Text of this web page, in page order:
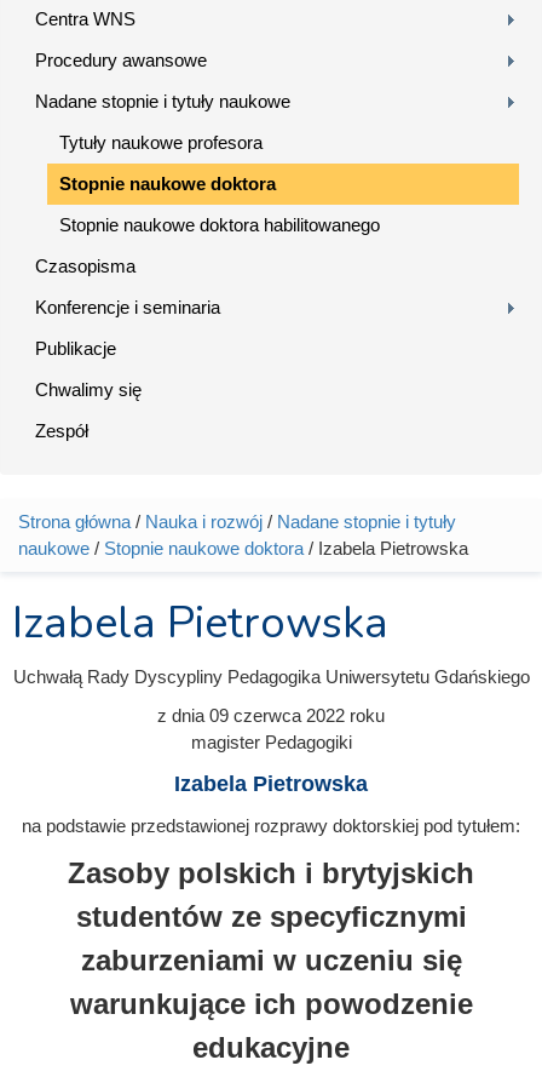
Centra WNS
Procedury awansowe
Nadane stopnie i tytuły naukowe
Tytuły naukowe profesora
Stopnie naukowe doktora
Stopnie naukowe doktora habilitowanego
Czasopisma
Konferencje i seminaria
Publikacje
Chwalimy się
Zespół
Jesteś tutaj
Strona główna / Nauka i rozwój / Nadane stopnie i tytuły
naukowe / Stopnie naukowe doktora / Izabela Pietrowska
Izabela Pietrowska
Uchwałą Rady Dyscypliny Pedagogika Uniwersytetu Gdańskiego
z dnia 09 czerwca 2022 roku
magister Pedagogiki
Izabela Pietrowska
na podstawie przedstawionej rozprawy doktorskiej pod tytułem:
Zasoby polskich i brytyjskich
studentów ze specyficznymi
zaburzeniami w uczeniu się
warunkujące ich powodzenie
edukacyjne